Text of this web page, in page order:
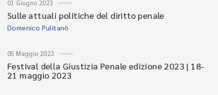
01 Giugno 2023
Sulle attuali politiche del diritto penale
Domenico Pulitanò
05 Maggio 2023
Festival della Giustizia Penale edizione 2023 | 18-
21 maggio 2023